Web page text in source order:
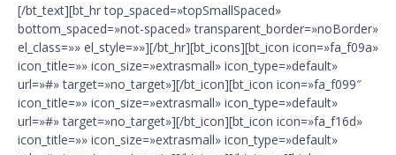
[/bt_text][bt_hr top_spaced=»topSmallSpaced»
bottom_spaced=»not-spaced» transparent_border=»noBorder»
el_class=»» el_style=»»][/bt_hr][bt_icons][bt_icon icon=»fa_f09a»
icon_title=»» icon_size=»extrasmall» icon_type=»default»
url=»#» target=»no_target»][/bt_icon][bt_icon icon=»fa_f099″
icon_title=»» icon_size=»extrasmall» icon_type=»default»
url=»#» target=»no_target»][/bt_icon][bt_icon icon=»fa_f16d»
icon_title=»» icon_size=»extrasmall» icon_type=»default»